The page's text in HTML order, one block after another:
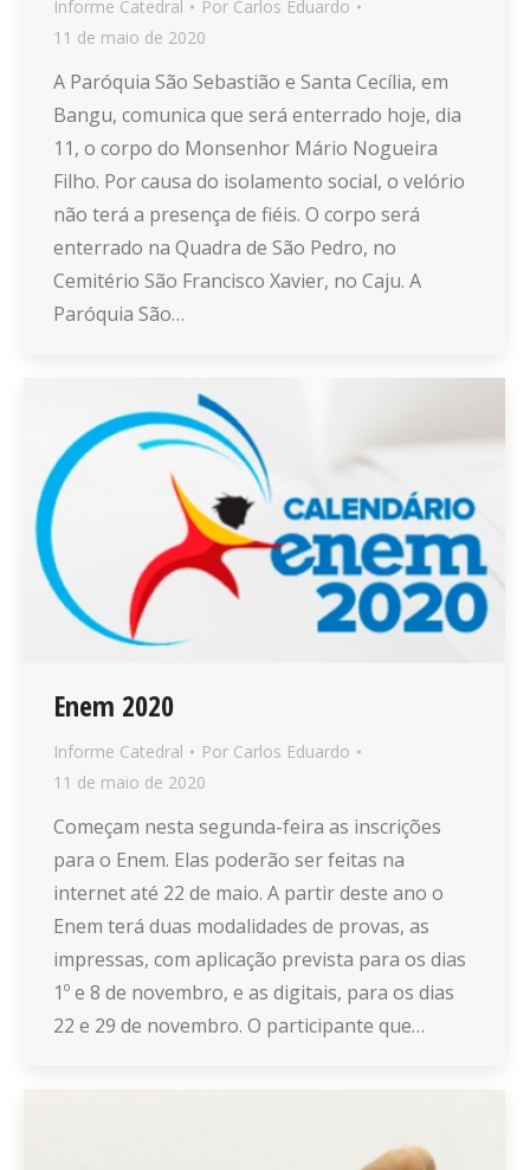
Informe Catedral Por Carlos Eduardo
11 de maio de 2020
A Paróquia São Sebastião e Santa Cecília, em
Bangu, comunica que será enterrado hoje, dia
11, o corpo do Monsenhor Mário Nogueira
Filho. Por causa do isolamento social, o velório
não terá a presença de fiéis. O corpo será
enterrado na Quadra de São Pedro, no
Cemitério São Francisco Xavier, no Caju. A
Paróquia São…
Enem 2020
Informe Catedral Por Carlos Eduardo
11 de maio de 2020
Começam nesta segunda-feira as inscrições
para o Enem. Elas poderão ser feitas na
internet até 22 de maio. A partir deste ano o
Enem terá duas modalidades de provas, as
impressas, com aplicação prevista para os dias
1º e 8 de novembro, e as digitais, para os dias
22 e 29 de novembro. O participante que…